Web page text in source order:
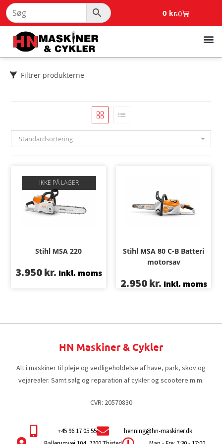
0 kr.0
Filtrer produkterne
Standardsortering
IKKE PÅ LAGER
Stihl MSA 220
3.950kr. Inkl. moms
Stihl MSA 80 C-B Batteri
motorsav
2.950kr. Inkl. moms
HN Maskiner & Cykler
Alt i maskiner til pleje og vedligeholdelse af have, park, skov og
vejarealer. Samt salg og reparation af cykler og scootere m.m.
CVR: 20570830
+45 96 17 05 55
henning@hn-maskiner.dk